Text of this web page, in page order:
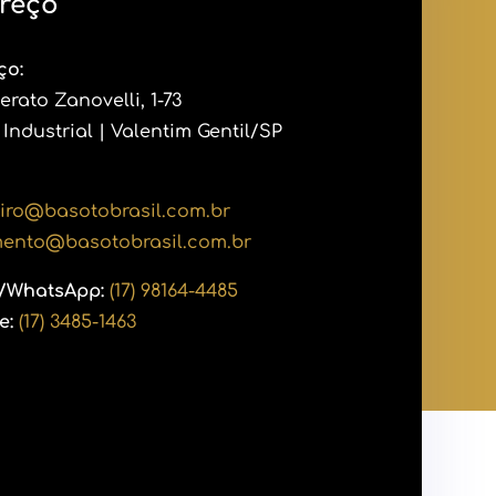
Zanovelli, 1-73
| Valentim Gentil/SP
(17) 98164-4485
(17) 3485-1463